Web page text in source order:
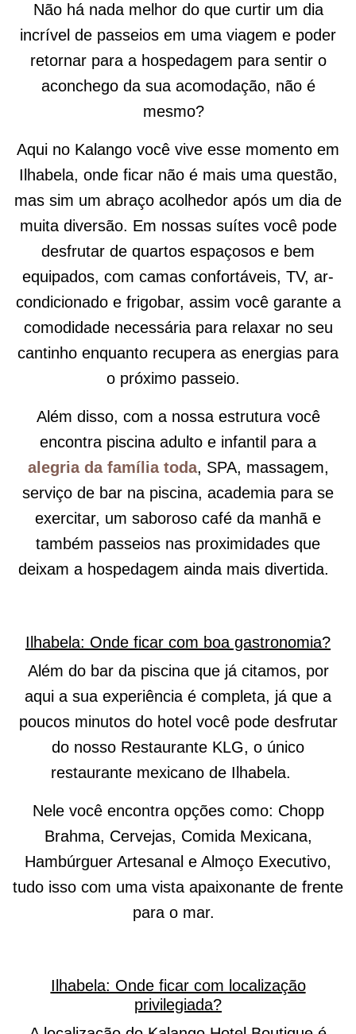
Não há nada melhor do que curtir um dia
incrível de passeios em uma viagem e poder
retornar para a hospedagem para sentir o
aconchego da sua acomodação, não é
mesmo?
Aqui no Kalango você vive esse momento em
Ilhabela, onde ficar não é mais uma questão,
mas sim um abraço acolhedor após um dia de
muita diversão. Em nossas suítes você pode
desfrutar de quartos espaçosos e bem
equipados, com camas confortáveis, TV, ar-
condicionado e frigobar, assim você garante a
comodidade necessária para relaxar no seu
cantinho enquanto recupera as energias para
o próximo passeio.
Além disso, com a nossa estrutura você
encontra piscina adulto e infantil para a
alegria da família toda, SPA, massagem,
serviço de bar na piscina, academia para se
exercitar, um saboroso café da manhã e
também passeios nas proximidades que
deixam a hospedagem ainda mais divertida.
Ilhabela: Onde ficar com boa gastronomia?
Além do bar da piscina que já citamos, por
aqui a sua experiência é completa, já que a
poucos minutos do hotel você pode desfrutar
do nosso Restaurante KLG, o único
restaurante mexicano de Ilhabela.
Nele você encontra opções como: Chopp
Brahma, Cervejas, Comida Mexicana,
Hambúrguer Artesanal e Almoço Executivo,
tudo isso com uma vista apaixonante de frente
para o mar.
Ilhabela: Onde ficar com localização
privilegiada?